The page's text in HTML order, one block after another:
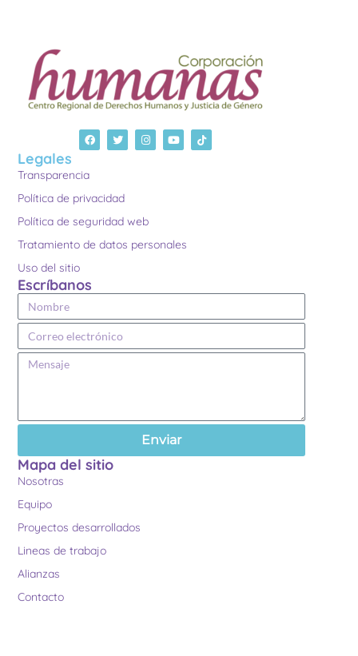
Legales
Transparencia
Política de privacidad
Política de seguridad web
Tratamiento de datos personales
Uso del sitio
Escríbanos
Enviar
Mapa del sitio
Nosotras
Equipo
Proyectos desarrollados
Lineas de trabajo
Alianzas
Contacto